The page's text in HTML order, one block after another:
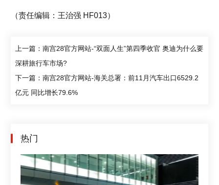
（责任编辑：王治强 HF013）
上一篇：南宫28官方网站-“双面人生”第四季收官 奥迪为什么要
深耕旅行车市场?
下一篇：南宫28官方网站-海关总署：前11月汽车出口6529.2
亿元 同比增长79.6%
热门